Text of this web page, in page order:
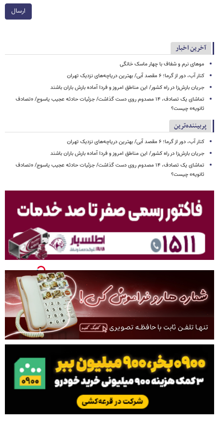
ارسال
آخرین اخبار
موهای نرم و شفاف با چهار ماسک خانگی
کنار آب، دور از گرما؛ ۶ مقصد آبی/ بهترین دریاچه‌های نزدیک تهران
جریان بارش‌زا در راه کشور/ این مناطق امروز و فردا آماده بارش باران باشند
تماشای یک تصادف، ۱۴ مصدوم روی دست گذاشت/ جزئیات حادثه عجیب یاسوج/ «تصادف
ثانویه» چیست؟
پربیننده‌ترین
کنار آب، دور از گرما؛ ۶ مقصد آبی/ بهترین دریاچه‌های نزدیک تهران
جریان بارش‌زا در راه کشور/ این مناطق امروز و فردا آماده بارش باران باشند
تماشای یک تصادف، ۱۴ مصدوم روی دست گذاشت/ جزئیات حادثه عجیب یاسوج/ «تصادف
ثانویه» چیست؟